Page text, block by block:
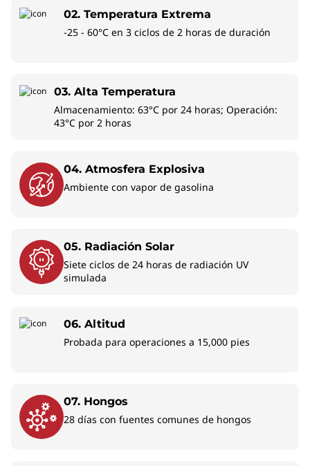
02. Temperatura Extrema
-25 - 60°C en 3 ciclos de 2 horas de duración
03. Alta Temperatura
Almacenamiento: 63°C por 24 horas; Operación:
43°C por 2 horas
04. Atmosfera Explosiva
Ambiente con vapor de gasolina
05. Radiación Solar
Siete ciclos de 24 horas de radiación UV
simulada
06. Altitud
Probada para operaciones a 15,000 pies
07. Hongos
28 días con fuentes comunes de hongos